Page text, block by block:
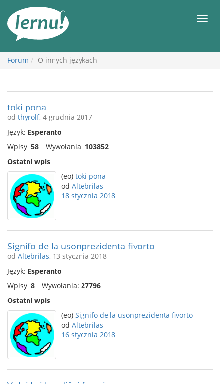
Forum O innych językach
toki pona
od thyrolf, 4 grudnia 2017
Język: Esperanto
Wpisy: 58 Wywołania: 103852
Ostatni wpis
(eo) toki pona
od Altebrilas
18 stycznia 2018
Signifo de la usonprezidenta fivorto
od Altebrilas, 13 stycznia 2018
Język: Esperanto
Wpisy: 8 Wywołania: 27796
Ostatni wpis
(eo) Signifo de la usonprezidenta fivorto
od Altebrilas
16 stycznia 2018